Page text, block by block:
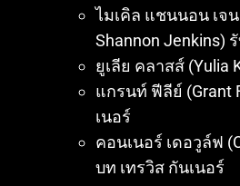
ไมเคิล แชนนอน เจ
Shannon Jenkins)
ยูเลีย คลาสส์ (Yulia
แกรนท์ ฟีลีย์ (Grant
เนอร์
คอนเนอร์ เดอวูล์ฟ
บท เทรวิส กันเนอร์